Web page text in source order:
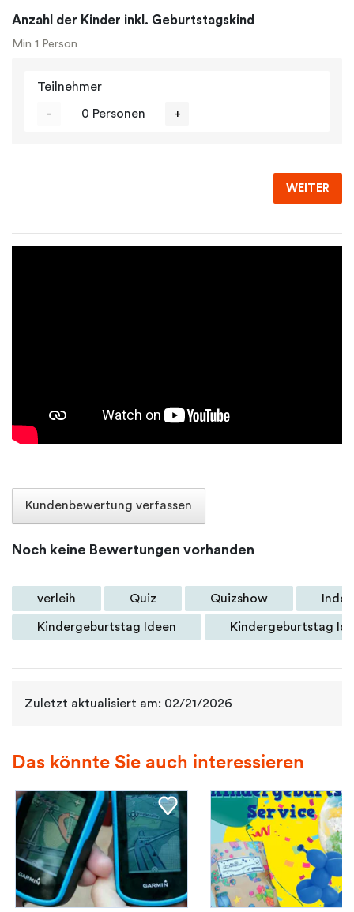
Anzahl der Kinder inkl. Geburtstagskind
Min 1 Person
Teilnehmer
- 0 Personen +
WEITER
Kundenbewertung verfassen
Noch keine Bewertungen vorhanden
verleih Quiz Quizshow
Kindergeburtstag Ideen Kindergeburtstag
Zuletzt aktualisiert am: 02/21/2026
Das könnte Sie auch interessieren